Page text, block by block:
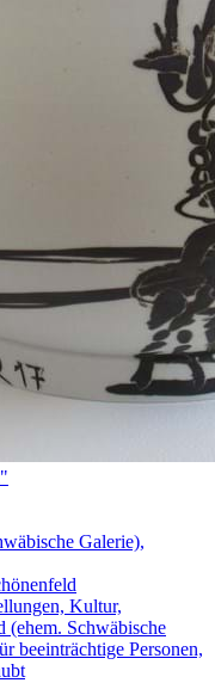
Galerie),
Kultur,
(ehem. Schwäbische
beeinträchtige Personen,